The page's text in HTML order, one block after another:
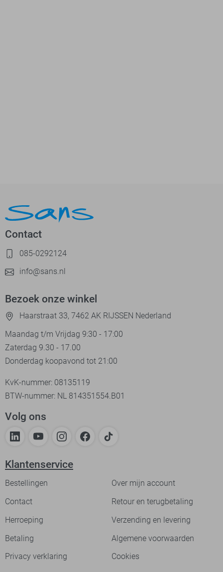
Contact
085-0292124
info@sans.nl
Bezoek onze winkel
Haarstraat 33, 7462 AK RIJSSEN Nederland
Maandag t/m Vrijdag 9:30 - 17:00
Zaterdag 9.30 - 17.00
Donderdag koopavond tot 21:00
KvK-nummer: 08135119
BTW-nummer: NL 814351554.B01
Volg ons
Klantenservice
Bestellingen
Over mijn account
Contact
Retour en terugbetaling
Herroeping
Verzending en levering
Betaling
Algemene voorwaarden
Privacy verklaring
Cookies